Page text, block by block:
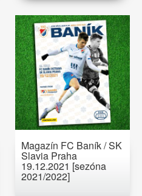
Magazín FC Baník / SK
Slavia Praha
19.12.2021 [sezóna
2021/2022]